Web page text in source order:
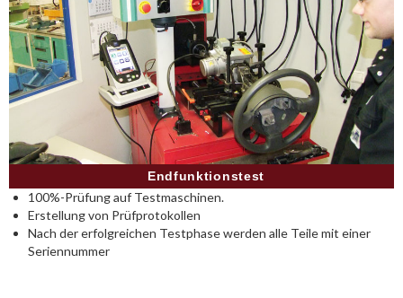
Endfunktionstest
100%-Prüfung auf Testmaschinen.
Erstellung von Prüfprotokollen
Nach der erfolgreichen Testphase werden alle Teile mit einer
Seriennummer